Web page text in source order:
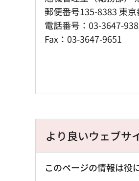
郵便番号135-8383 東
電話番号：03-3647-
Fax：03-3647-9651
より良いウェブサ
このページの情報は役